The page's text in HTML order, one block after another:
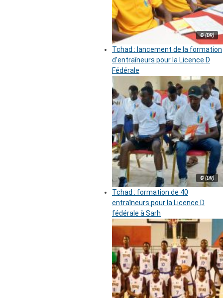
© (DR)
Tchad : lancement de la formation
d’entraîneurs pour la Licence D
Fédérale
© (DR)
Tchad : formation de 40
entraîneurs pour la Licence D
fédérale à Sarh